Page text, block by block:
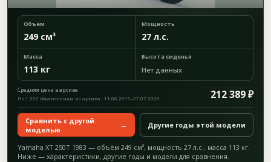
Объём
249 см³
Мощность
27 л.с.
Масса
113 кг
Высота сиденья
Нет данных
Средняя цена в архиве 212 389 ₽
По 1 000 объявлениям из архива · 11.06.2019–27.07.2026
Сравнить с другой
моделью
→ Другие годы этой модели
Yamaha XT 250T 1983 — объём 249 см³, мощность 27 л.с., масса 113 кг.
Ниже — характеристики, другие годы и модели для сравнения.